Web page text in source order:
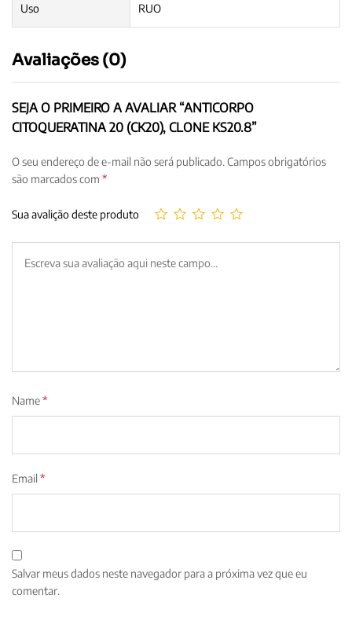
Uso RUO
Avaliações (0)
SEJA O PRIMEIRO A AVALIAR “ANTICORPO
CITOQUERATINA 20 (CK20), CLONE KS20.8”
O seu endereço de e-mail não será publicado. Campos obrigatórios
são marcados com *
Sua avalição deste produto
Name*
Email *
Salvar meus dados neste navegador para a próxima vez que eu
comentar.